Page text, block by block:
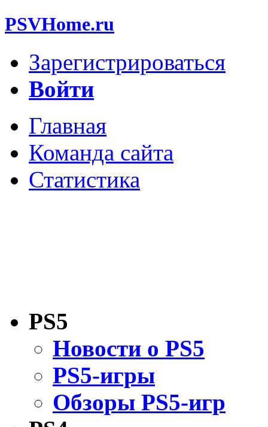
PSVHome.ru
Зарегистрироваться
Войти
Главная
Команда сайта
Статистика
PS5
Новости о PS5
PS5-игры
Обзоры PS5-игр